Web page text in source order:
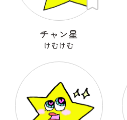
チャン星
けむけむ